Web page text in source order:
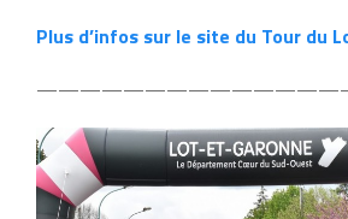
Plus d’infos sur le site du Tour du